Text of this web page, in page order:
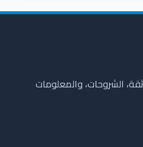
الشروحات، والمعلومات